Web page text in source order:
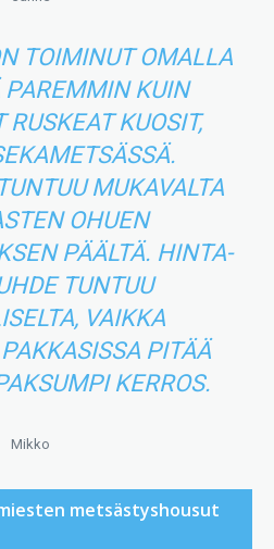
TOIMINUT OMALLA
PAREMMIN KUIN
RUSKEAT KUOSIT,
MUKAVALTA
OHUEN
PÄÄLTÄ. HINTA-
TUNTUU
VAIKKA
PITÄÄ
KERROS.
Mikko
metsästyshousut